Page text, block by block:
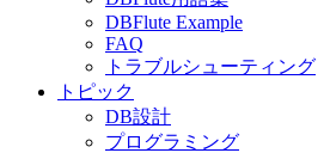
DBFlute Example
FAQ
トラブルシューティング
トピック
DB設計
プログラミング